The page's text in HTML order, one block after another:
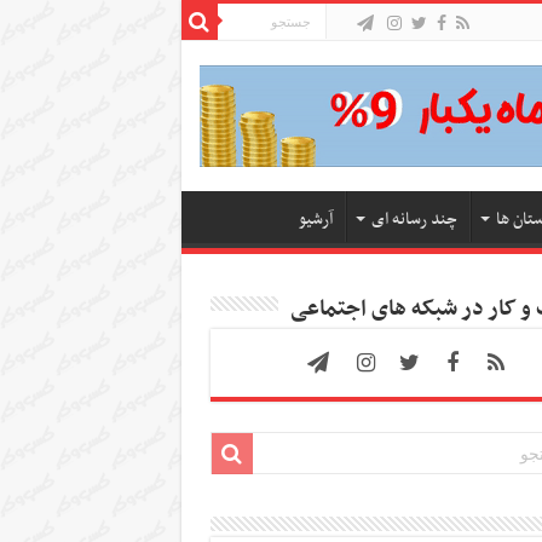
ها چند رسانه ای آرشیو
کار در شبکه های اجتماعی